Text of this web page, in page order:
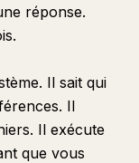
réponse.
Il sait qui
Il
Il exécute
que vous